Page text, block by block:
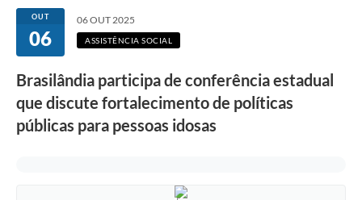
Transparência
Câmara Municipal
e-SIC
Tributação
OUT
06
06 OUT 2025
ASSISTÊNCIA SOCIAL
Brasilândia participa de conferência estadual
que discute fortalecimento de políticas
públicas para pessoas idosas